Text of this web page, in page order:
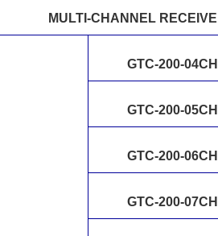
MULTI-CHANNEL
GTC-200-04CH
GTC-200-05CH
GTC-200-06CH
GTC-200-07CH